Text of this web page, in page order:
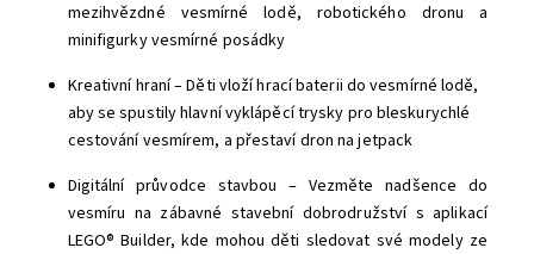
mezihvězdné vesmírné lodě, robotického dronu a
minifigurky vesmírné posádky
Kreativní hraní – Děti vloží hrací baterii do vesmírné lodě,
aby se spustily hlavní vyklápěcí trysky pro bleskurychlé
cestování vesmírem, a přestaví dron na jetpack
Digitální průvodce stavbou – Vezměte nadšence do
vesmíru na zábavné stavební dobrodružství s aplikací
LEGO® Builder, kde mohou děti sledovat své modely ze